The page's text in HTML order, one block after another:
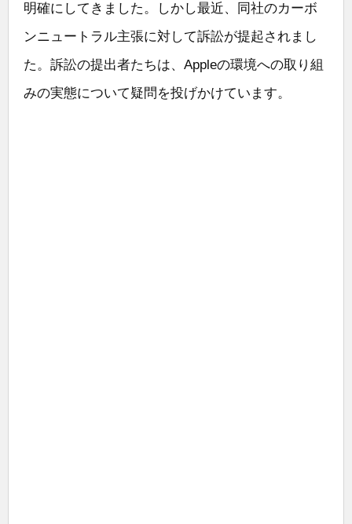
明確にしてきました。しかし最近、同社のカーボ
ンニュートラル主張に対して訴訟が提起されまし
た。訴訟の提出者たちは、Appleの環境への取り組
みの実態について疑問を投げかけています。